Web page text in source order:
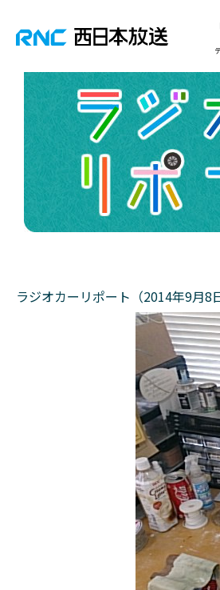
ラジオカーリポート（2014年9月8日